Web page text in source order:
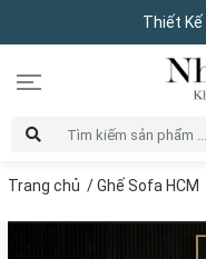
Thiết Kế
Trang chủ /Ghế Sofa HCM